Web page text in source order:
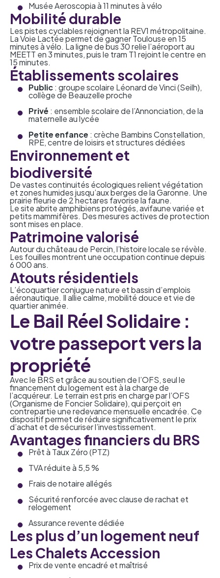
Musée Aeroscopia à 11 minutes à vélo
Mobilité durable
Les pistes cyclables rejoignent la REV1 métropolitaine.
La Voie Lactée permet de gagner Toulouse en 15
minutes à vélo. La ligne de bus 30 relie l’aéroport au
MEETT en 3 minutes, puis le tram T1 rejoint le centre en
15 minutes.
Établissements scolaires
Public: groupe scolaire Léonard de Vinci (Seilh),
collège de Beauzelle proche
Privé : ensemble scolaire de l’Annonciation, de la
maternelle au lycée
Petite enfance : crèche Bambins Constellation,
RPE, centre de loisirs et structures dédiées
Environnement et
biodiversité
De vastes continuités écologiques relient végétation
et zones humides jusqu’aux berges de la Garonne. Une
prairie fleurie de 2 hectares favorise la faune.
Le site abrite amphibiens protégés, avifaune variée et
petits mammifères. Des mesures actives de protection
sont mises en place.
Patrimoine valorisé
Autour du château de Percin, l’histoire locale se révèle.
Les fouilles montrent une occupation continue depuis
6 000 ans.
Atouts résidentiels
L’écoquartier conjugue nature et bassin d’emplois
aéronautique. Il allie calme, mobilité douce et vie de
quartier animée.
Le Bail Réel Solidaire :
votre passeport vers la
propriété
Avec le BRS et grâce au soutien de l’OFS, seul le
financement du logement est à la charge de
l’acquéreur. Le terrain est pris en charge par l’OFS
(Organisme de Foncier Solidaire), qui perçoit en
contrepartie une redevance mensuelle encadrée. Ce
dispositif permet de réduire significativement le prix
d’achat et de sécuriser l’investissement.
Avantages financiers du BRS
Prêt à Taux Zéro (PTZ)
TVA réduite à 5,5 %
Frais de notaire allégés
Sécurité renforcée avec clause de rachat et
relogement
Assurance revente dédiée
Les plus d’un logement neuf
Les Chalets Accession
Prix de vente encadré et maîtrisé